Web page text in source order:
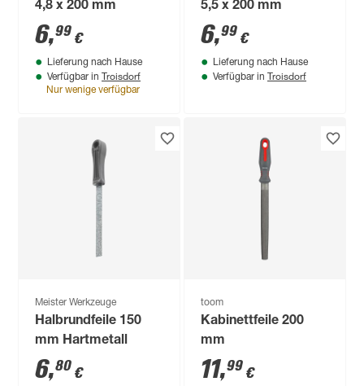
4,8 x 200 mm
6,99 €
Lieferung nach Hause
Verfügbar in Troisdorf
Nur wenige verfügbar
5,5 x 200 mm
6,99 €
Lieferung nach Hause
Verfügbar in Troisdorf
Meister Werkzeuge
Halbrundfeile 150
mm Hartmetall
6,80 €
toom
Kabinettfeile 200
mm
11,99 €